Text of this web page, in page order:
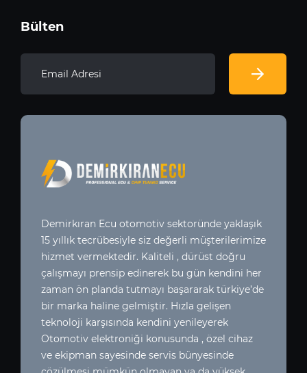
Bülten
Demirkıran Ecu otomotiv sektoründe yaklaşık
15 yıllık tecrübesiyle siz değerli müşterilerimize
hizmet vermektedir. Kaliteli , dürüst doğru
çalışmayı prensip edinerek bu gün kendini her
zaman ön planda tutmayı başararak türkiye’de
bir marka haline gelmiştir. Hızla gelişen
teknoloji karşısında kendini yenileyerek
Otomotiv elektroniği konusunda , özel cihaz
ve ekipman sayesinde servis bünyesinde